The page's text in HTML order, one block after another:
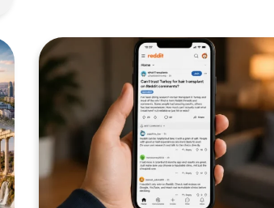
Nota per le sue tecniche
all’avanguardia, la clinica
esegue oltre 3.000 procedure
all’anno, fornendo trattamenti
su […]